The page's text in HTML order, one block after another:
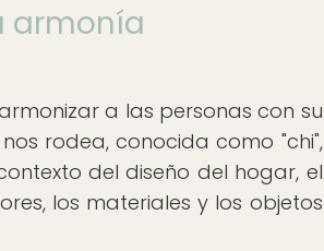
armonía
a las personas con su
rodea, conocida como "chi",
del diseño del hogar, el
los materiales y los objetos